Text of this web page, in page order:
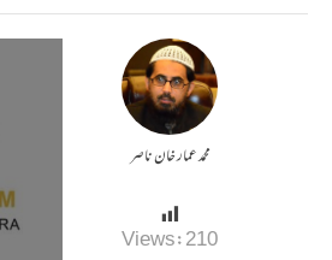
محمد عمار خان ناصر
Views:210